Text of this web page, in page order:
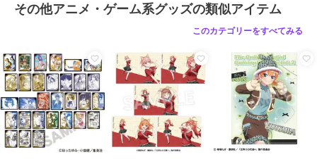
その他アニメ・ゲーム系グッズの類似アイテム
このカテゴリーをすべてみる